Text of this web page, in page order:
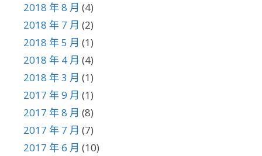
2018 年 8 月 (4)
2018 年 7 月 (2)
2018 年 5 月 (1)
2018 年 4 月 (4)
2018 年 3 月 (1)
2017 年 9 月 (1)
2017 年 8 月 (8)
2017 年 7 月 (7)
2017 年 6 月 (10)